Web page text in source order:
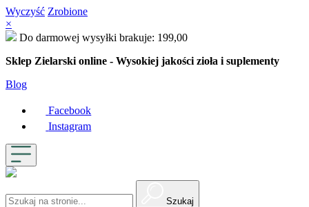
Wyczyść Zrobione
×
Do darmowej wysyłki brakuje: 199,00
Sklep Zielarski online - Wysokiej jakości zioła i suplementy
Blog
Facebook
Instagram
Szukaj